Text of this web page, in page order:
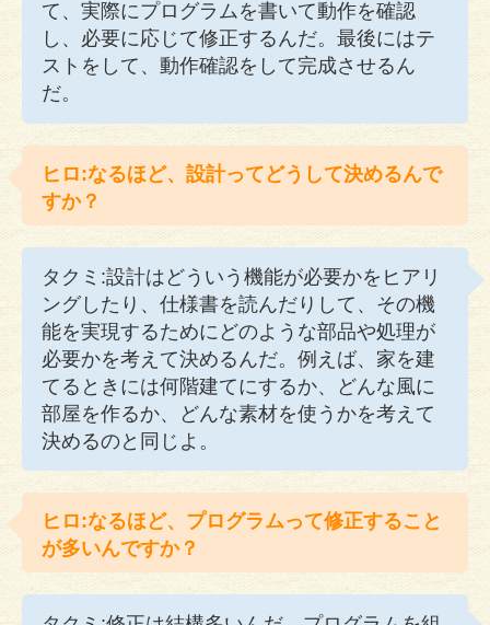
て、実際にプログラムを書いて動作を確認
し、必要に応じて修正するんだ。最後にはテ
ストをして、動作確認をして完成させるん
だ。
ヒロ:なるほど、設計ってどうして決めるんで
すか？
タクミ:設計はどういう機能が必要かをヒアリ
ングしたり、仕様書を読んだりして、その機
能を実現するためにどのような部品や処理が
必要かを考えて決めるんだ。例えば、家を建
てるときには何階建てにするか、どんな風に
部屋を作るか、どんな素材を使うかを考えて
決めるのと同じよ。
ヒロ:なるほど、プログラムって修正すること
が多いんですか？